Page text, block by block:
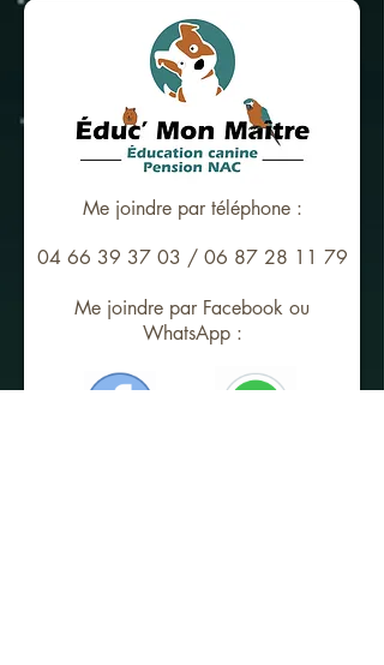
Me joindre par téléphone :
04 66 39 37 03 / 06 87 28 11 79
Me joindre par Facebook ou
WhatsApp :